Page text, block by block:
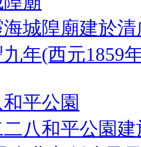
城隍廟建於
年(西元1859
平公園
八和平公園